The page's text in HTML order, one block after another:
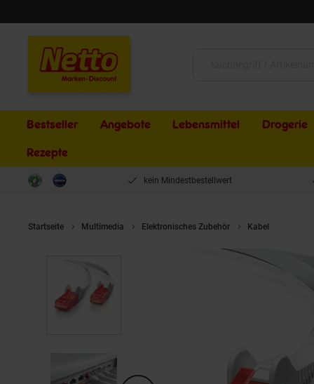
Bestseller Angebote Lebensmittel Drogerie
Rezepte
kein Mindestbestellwert
Startseite Multimedia Elektronisches Zubehör Kabel